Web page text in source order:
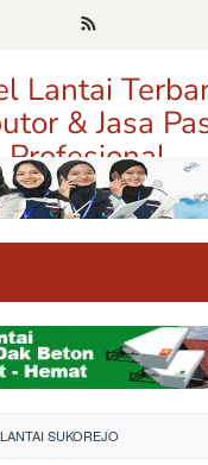
Lantai
& Jasa
Profesional
Distributor, dan Jasa
Terpercaya di Jawa Timur
SUKOREJO